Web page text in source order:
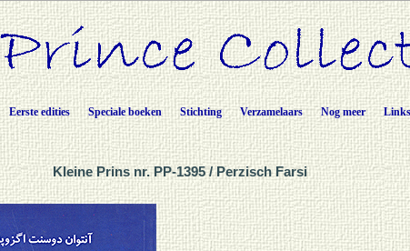
Eerste edities Speciale boeken Stichting Verzamelaars Nog meer Links
Kleine Prins nr. PP-1395 / Perzisch Farsi